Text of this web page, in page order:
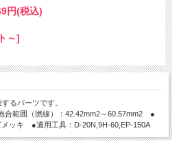
円(税込)
～]
るパーツです。
範囲（撚線）：42.42mm2～60.57mm2 ●
ッキ ●適用工具：D-20N,9H-60,EP-150A